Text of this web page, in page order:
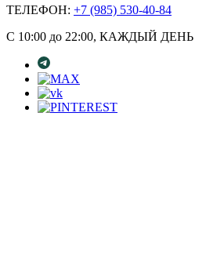
ТЕЛЕФОН: +7 (985) 530-40-84
С 10:00 до 22:00, КАЖДЫЙ ДЕНЬ